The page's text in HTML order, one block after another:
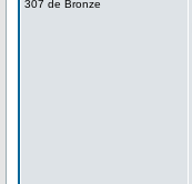
307 de Bronze